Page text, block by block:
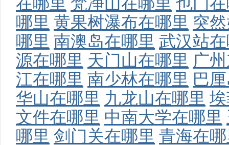
哪里 黄果树瀑布在哪里 突
哪里 南澳岛在哪里 武汉站
源在哪里 天门山在哪里 广
江在哪里 南少林在哪里 巴
华山在哪里 九龙山在哪里
文件在哪里 中南大学在哪里
哪里 剑门关在哪里 青海在